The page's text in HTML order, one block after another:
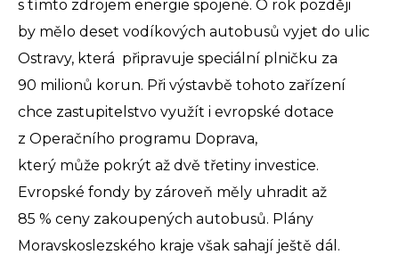
s tímto zdrojem energie spojené. O rok později
by mělo deset vodíkových autobusů vyjet do ulic
Ostravy, která připravuje speciální plničku za
90 milionů korun. Při výstavbě tohoto zařízení
chce zastupitelstvo využít i evropské dotace
z Operačního programu Doprava,
který může pokrýt až dvě třetiny investice.
Evropské fondy by zároveň měly uhradit až
85 % ceny zakoupených autobusů. Plány
Moravskoslezského kraje však sahají ještě dál.